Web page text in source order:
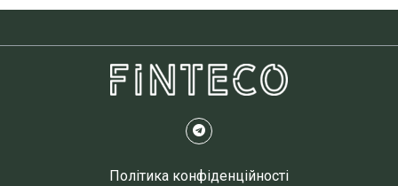
Політика конфіденційності